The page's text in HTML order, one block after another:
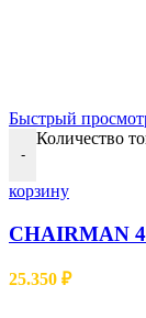
Быстрый
-
Количество
корзину
CHAIRMAN
25.350 ₽